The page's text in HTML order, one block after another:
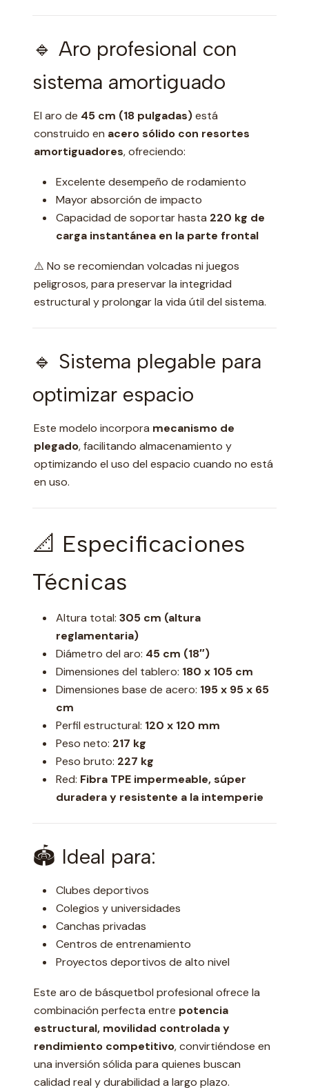
🔹 Aro profesional con
sistema amortiguado
El aro de 45 cm (18 pulgadas)está
construido en acero sólido con resortes
amortiguadores, ofreciendo:
Excelente desempeño de rodamiento
Mayor absorción de impacto
Capacidad de soportar hasta 220 kg de
carga instantánea en la parte frontal
⚠️ No se recomiendan volcadas ni juegos
peligrosos, para preservar la integridad
estructural y prolongar la vida útil del sistema.
🔹 Sistema plegable para
optimizar espacio
Este modelo incorpora mecanismo de
plegado, facilitando almacenamiento y
optimizando el uso del espacio cuando no está
en uso.
📐 Especificaciones
Técnicas
Altura total:305 cm (altura
reglamentaria)
Diámetro del aro: 45 cm (18″)
Dimensiones del tablero: 180 x 105 cm
Dimensiones base de acero: 195 x 95 x 65
cm
Perfil estructural: 120 x 120 mm
Peso neto: 217 kg
Peso bruto: 227 kg
Red: Fibra TPE impermeable, súper
duradera y resistente a la intemperie
🏟 Ideal para:
Clubes deportivos
Colegios y universidades
Canchas privadas
Centros de entrenamiento
Proyectos deportivos de alto nivel
Este aro de básquetbol profesional ofrece la
combinación perfecta entre potencia
estructural, movilidad controlada y
rendimiento competitivo, convirtiéndose en
una inversión sólida para quienes buscan
calidad real y durabilidad a largo plazo.